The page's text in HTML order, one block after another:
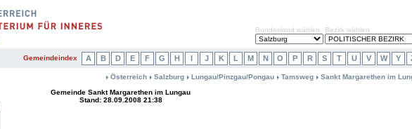
Bundesland wählen Bezirk wählen
Gemeindeindex A B D E F G H I J K L M N O P R S T U V W Y
Österreich Salzburg Lungau/Pinzgau/Pongau Tamsweg
Sankt Margarethen im
Gemeinde Sankt Margarethen im Lungau
Stand: 28.09.2008 21:38